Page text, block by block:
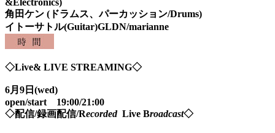
&Electronics)
角田ケン (ドラムス、パーカッション/Drums)
イトーサトル(Guitar)GLDN/marianne
◇Live& LIVE STREAMING◇
6月9日(wed)
open/start 19:00/21:00
◇配信/録画配信/RecordedLive Broadcast◇